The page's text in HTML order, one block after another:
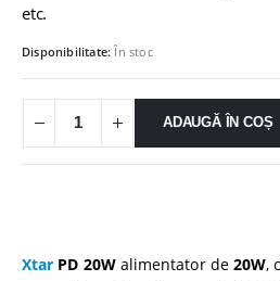
etc.
Disponibilitate:În stoc
ADAUGĂ ÎN COȘ
Xtar PD 20Walimentator de 20W,